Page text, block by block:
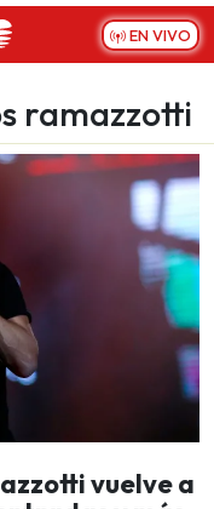
EN VIVO
ramazzotti
vuelve a